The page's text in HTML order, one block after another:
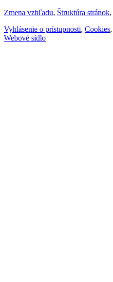
Zmena vzhľadu, Štruktúra stránok,
Vyhlásenie o prístupnosti, Cookies,
Webové sídlo